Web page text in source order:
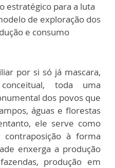
estratégico para a luta
de exploração dos
e consumo
por si só já mascara,
toda uma
dos povos que
águas e florestas
ele serve como
à forma
enxerga a produção
produção em